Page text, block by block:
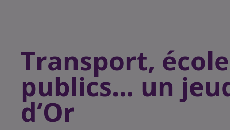
Transport,
publics… un
d’Or